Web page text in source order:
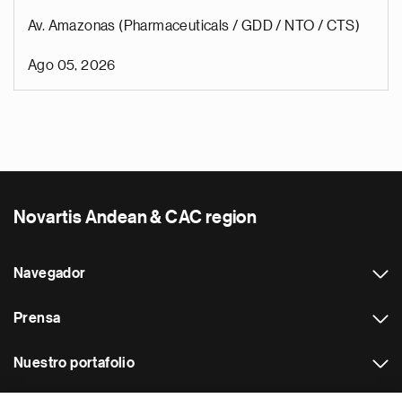
Av. Amazonas (Pharmaceuticals / GDD / NTO / CTS)
Ago 05, 2026
Novartis Andean & CAC region
Navegador
Prensa
Nuestro portafolio